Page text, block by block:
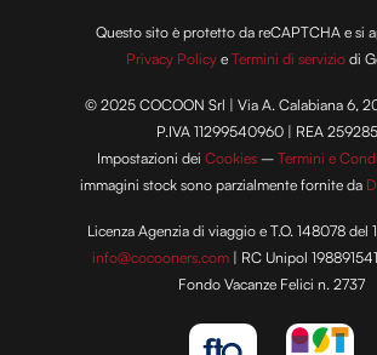
Questo sito è protetto da reCAPTCHA e si
Privacy Policy eTermini di servizio di
© 2025 COCOON Srl | Via A. Calabiana 6,
P.IVA 11299540960 | REA
Impostazioni deiCookies –Termini e
immagini stock sono parzialmente fornite da
Licenza Agenzia di viaggio e T.O. 148078
info@cocooners.com | RC Unipol
Fondo Vacanze Felici n. 2737